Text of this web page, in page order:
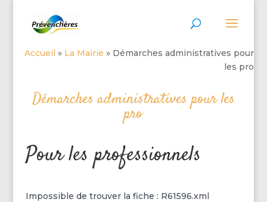
Accueil » La Mairie » Démarches administratives pour
les pro
Démarches administratives pour les
pro
Pour les professionnels
Impossible de trouver la fiche : R61596.xml